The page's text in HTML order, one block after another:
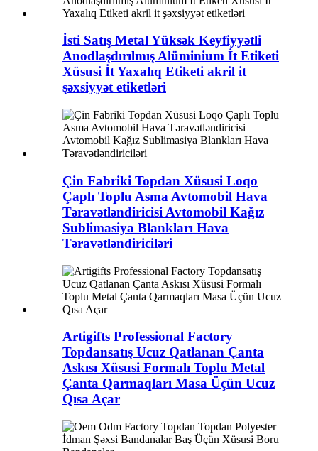
İsti Satış Metal Yüksək Keyfiyyətli
Anodlaşdırılmış Alüminium İt Etiketi
Xüsusi İt Yaxalıq Etiketi akril it
şəxsiyyət etiketləri
Çin Fabriki Topdan Xüsusi Loqo
Çaplı Toplu Asma Avtomobil Hava
Təravətləndiricisi Avtomobil Kağız
Sublimasiya Blankları Hava
Təravətləndiriciləri
Artigifts Professional Factory
Topdansatış Ucuz Qatlanan Çanta
Askısı Xüsusi Formalı Toplu Metal
Çanta Qarmaqları Masa Üçün Ucuz
Qısa Açar